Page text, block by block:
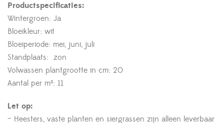
Productspecificaties:
Wintergroen: Ja
Bloeikleur: wit
Bloeiperiode: mei, juni, juli
Standplaats: zon
Volwassen plantgrootte in cm: 20
Aantal per m²: 11
Let op:
– Heesters, vaste planten en siergrassen zijn alleen leverbaar